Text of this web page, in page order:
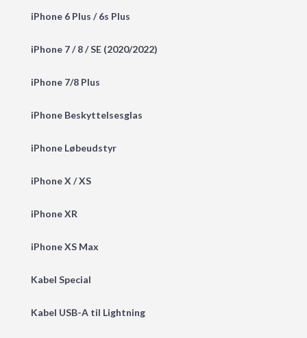
iPhone 6 Plus / 6s Plus
iPhone 7 / 8 / SE (2020/2022)
iPhone 7/8 Plus
iPhone Beskyttelsesglas
iPhone Løbeudstyr
iPhone X / XS
iPhone XR
iPhone XS Max
Kabel Special
Kabel USB-A til Lightning